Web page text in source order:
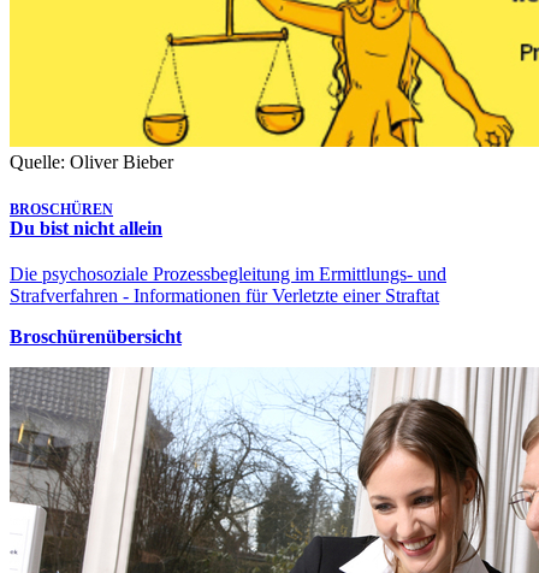
Quelle: Oliver Bieber
BROSCHÜREN
Du bist nicht allein
Die psychosoziale Prozessbegleitung im Ermittlungs- und
Strafverfahren - Informationen für Verletzte einer Straftat
Broschürenübersicht